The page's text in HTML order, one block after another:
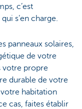
c’est
s’en charge.
panneaux solaires,
de votre
votre propre
durable de votre
habitation
cas, faites établir